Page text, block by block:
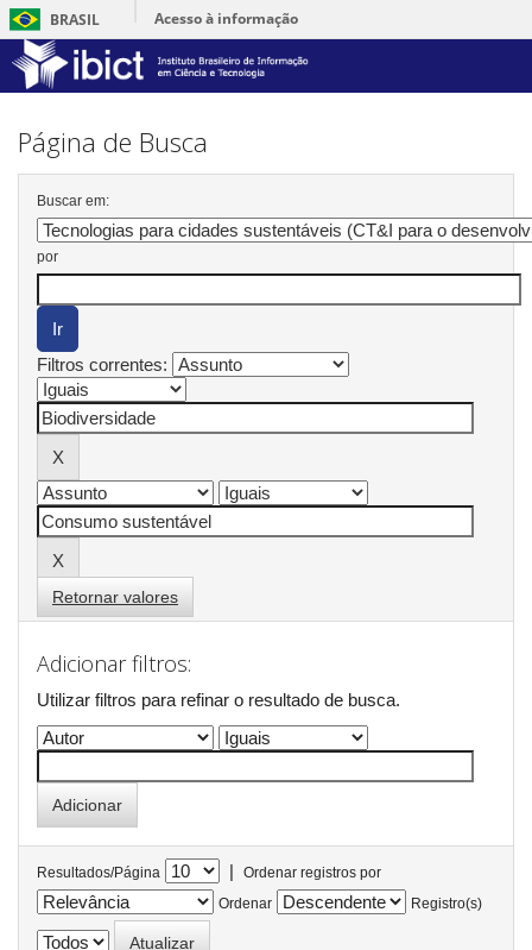
BRASIL Acesso à informação
Skip
Página de Busca
Buscar em:
por
Filtros correntes:
Retornar valores
Adicionar filtros:
Utilizar filtros para refinar o resultado de busca.
Resultados/Página |
Ordenar registros por
Ordenar
Registro(s)